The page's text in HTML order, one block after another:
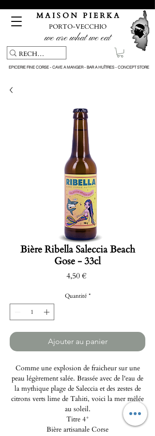
M A I S O N P I E R K A
PORTO-VECCHIO
we are what we eat
EPICERIE FINE CORSE - CAVE A MANGER - BAR A HUÎTRES - CONCEPT STORE
Bière Ribella Saleccia Beach
Gose - 33cl
4,50 €Prix
Quantité *
Ajouter au panier
Comme une explosion de fraicheur sur une
peau légèrement salée. Brassée avec de l'eau de
la mythique plage de Saleccia et des zestes de
citrons verts lime de Tahiti, voici la mer mêlée
au soleil.
Titre 4°
Bière artisanale Corse